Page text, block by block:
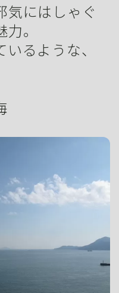
気にはしゃぐ
。
るような、